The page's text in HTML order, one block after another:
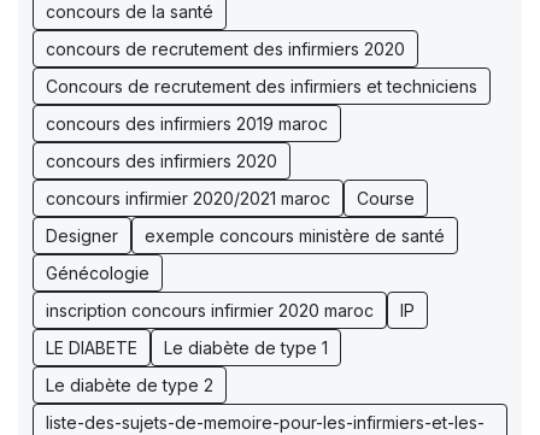
concours de la santé
concours de recrutement des infirmiers 2020
Concours de recrutement des infirmiers et techniciens
concours des infirmiers 2019 maroc
concours des infirmiers 2020
concours infirmier 2020/2021 maroc
Course
Designer
exemple concours ministère de santé
Génécologie
inscription concours infirmier 2020 maroc
IP
LE DIABETE
Le diabète de type 1
Le diabète de type 2
liste-des-sujets-de-memoire-pour-les-infirmiers-et-les-